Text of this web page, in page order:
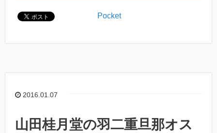
Pocket
2016.01.07
山田桂月堂の羽二重旦那オス